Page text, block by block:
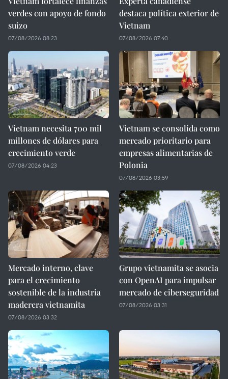
verdes con apoyo de fondo
suizo
07/08/2026 08:23
destaca política exterior de
Vietnam
07/08/2026 07:40
Vietnam necesita 700 mil
millones de dólares para
crecimiento verde
07/08/2026 04:23
Vietnam se consolida como
mercado prioritario para
empresas alimentarias de
Polonia
07/08/2026 03:59
Mercado interno, clave
para el crecimiento
sostenible de la industria
maderera vietnamita
07/08/2026 03:32
Grupo vietnamita se asocia
con OpenAI para impulsar
mercado de ciberseguridad
07/08/2026 03:31